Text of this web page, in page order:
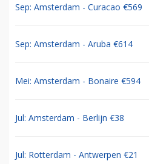
Sep: Amsterdam - Curacao €569
Sep: Amsterdam - Aruba €614
Mei: Amsterdam - Bonaire €594
Jul: Amsterdam - Berlijn €38
Jul: Rotterdam - Antwerpen €21